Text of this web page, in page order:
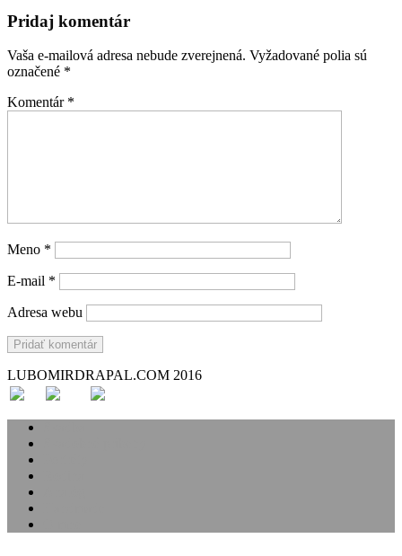
Pridaj komentár
Vaša e-mailová adresa nebude zverejnená. Vyžadované polia sú
označené *
Komentár *
Meno *
E-mail *
Adresa webu
LUBOMIRDRAPAL.COM 2016